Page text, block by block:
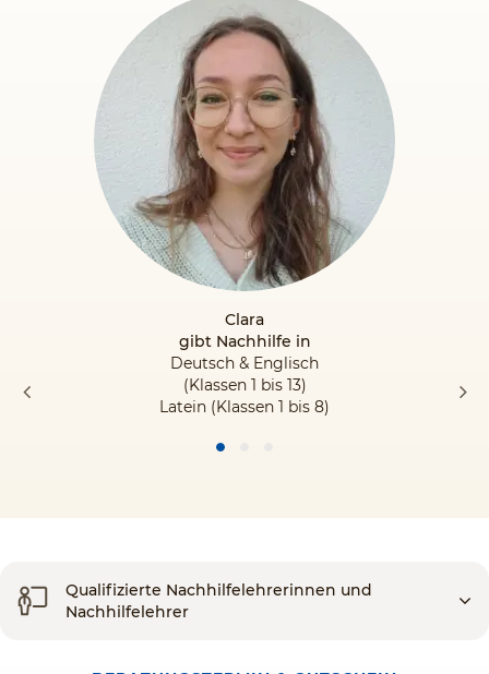
Clara
gibt Nachhilfe in
Deutsch & Englisch
(Klassen 1 bis 13)
Latein (Klassen 1 bis 8)
Qualifizierte Nachhilfelehrerinnen und
Nachhilfelehrer